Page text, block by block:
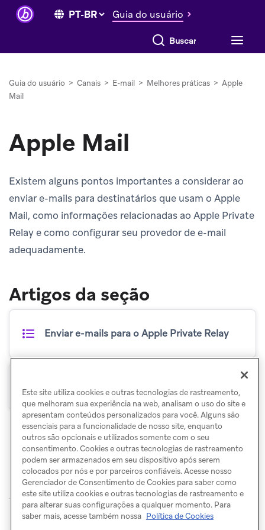
Guia do usuário
Buscar tudo
Guia do usuário > Canais > E-mail > Melhores práticas > Apple
Mail
Apple Mail
Existem alguns pontos importantes a considerar ao
enviar e-mails para destinatários que usam o Apple
Mail, como informações relacionadas ao Apple Private
Relay e como configurar seu provedor de e-mail
adequadamente.
Artigos da seção
Enviar e-mails para o Apple Private Relay
Proteção de privacidade de e-mail da Apple
© Braze. All Rights Reserved Privacy Policy
Preferências de cookies
Este site utiliza cookies e outras tecnologias de rastreamento,
que melhoram sua experiência na web, analisam o uso do site e
apresentam conteúdos personalizados para você. Alguns são
essenciais para a funcionalidade de nosso site, enquanto
outros são opcionais e utilizados somente com o seu
consentimento. Cookies e outras tecnologias de rastreamento
podem ser armazenados em seu dispositivo após serem
colocados por nós e por parceiros confiáveis. Acesse nosso
Gerenciador de Consentimento de Cookies para saber como
este site utiliza cookies e outras tecnologias de rastreamento e
para alterar suas configurações a qualquer momento. Para
saber mais, acesse também nossa Política de Cookies